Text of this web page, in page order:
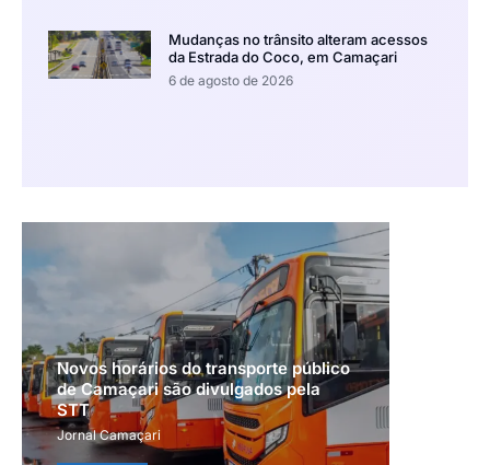
Mudanças no trânsito alteram acessos
da Estrada do Coco, em Camaçari
6 de agosto de 2026
Novos horários do transporte público
de Camaçari são divulgados pela
STT
Jornal Camaçari